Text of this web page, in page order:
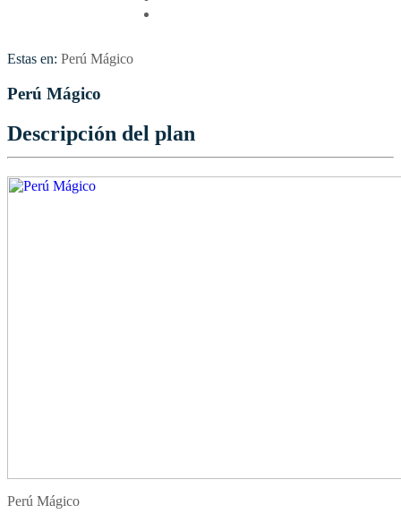
Estas en: Perú Mágico
Perú Mágico
Descripción del plan
Perú Mágico